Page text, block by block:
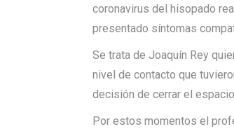
coronavirus del hisopado
presentado síntomas
Se trata de Joaquín Rey
nivel de contacto que
decisión de cerrar el
Por estos momentos el